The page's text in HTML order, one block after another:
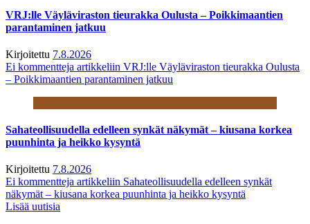
VRJ:lle Väyläviraston tieurakka Oulusta – Poikkimaantien
parantaminen jatkuu
Kirjoitettu 7.8.2026
Ei kommentteja artikkeliin VRJ:lle Väyläviraston tieurakka Oulusta
– Poikkimaantien parantaminen jatkuu
Sahateollisuudella edelleen synkät näkymät – kiusana korkea
puunhinta ja heikko kysyntä
Kirjoitettu 7.8.2026
Ei kommentteja artikkeliin Sahateollisuudella edelleen synkät
näkymät – kiusana korkea puunhinta ja heikko kysyntä
Lisää uutisia